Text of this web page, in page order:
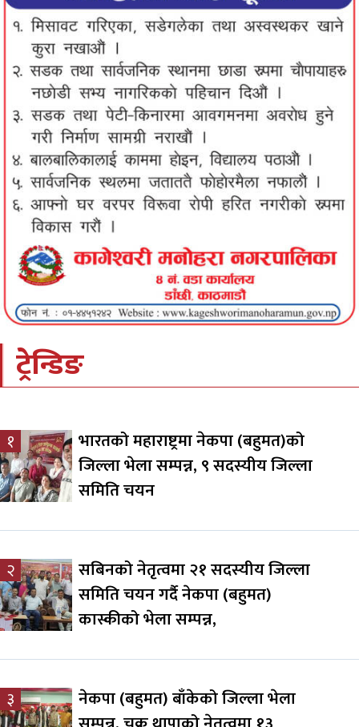
ट्रेन्डिङ
१
भारतको महाराष्ट्रमा नेकपा (बहुमत)को
जिल्ला भेला सम्पन्न, ९ सदस्यीय जिल्ला
समिति चयन
२
सबिनको नेतृत्वमा २१ सदस्यीय जिल्ला
समिति चयन गर्दै नेकपा (बहुमत)
कास्कीको भेला सम्पन्न,
३
नेकपा (बहुमत) बाँकेको जिल्ला भेला